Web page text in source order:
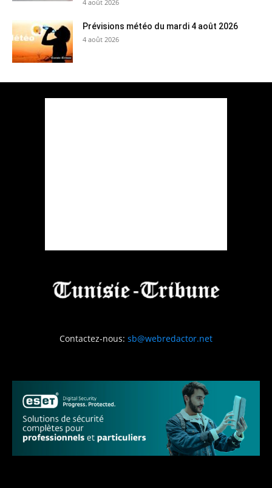
4 août 2026
Prévisions météo du mardi 4 août 2026
4 août 2026
Contactez-nous: sb@webredactor.net